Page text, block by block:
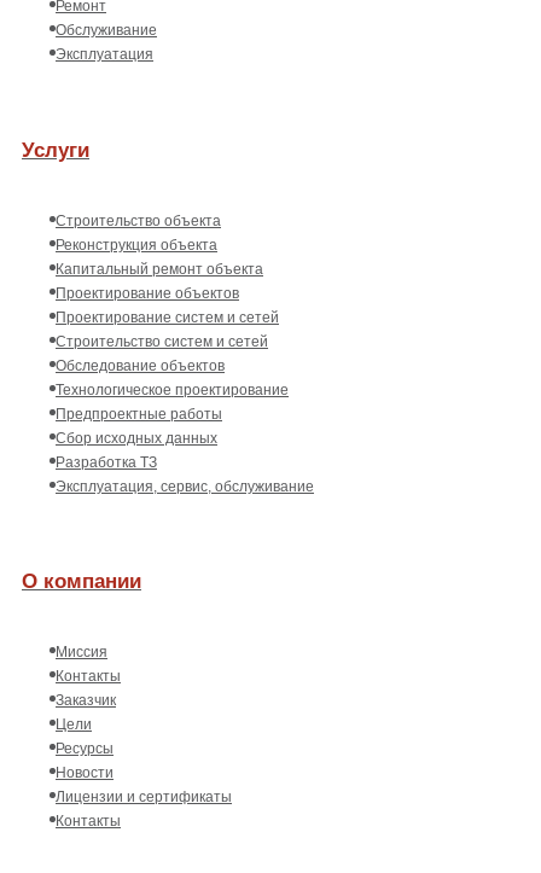
Ремонт
Обслуживание
Эксплуатация
Услуги
Строительство объекта
Реконструкция объекта
Капитальный ремонт объекта
Проектирование объектов
Проектирование систем и сетей
Строительство систем и сетей
Обследование объектов
Технологическое проектирование
Предпроектные работы
Сбор исходных данных
Разработка ТЗ
Эксплуатация, сервис, обслуживание
О компании
Миссия
Контакты
Заказчик
Цели
Ресурсы
Новости
Лицензии и сертификаты
Контакты